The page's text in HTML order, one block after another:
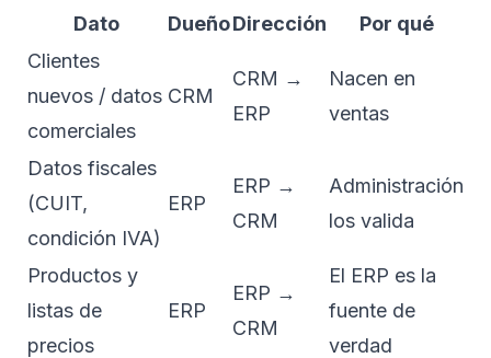
Dato
DueñoDirección
Por qué
Clientes
nuevos / datos
comerciales
CRM
CRM →
ERP
Nacen en
ventas
Datos fiscales
(CUIT,
condición IVA)
ERP
ERP →
CRM
Administración
los valida
Productos y
listas de
precios
ERP
ERP →
CRM
El ERP es la
fuente de
verdad